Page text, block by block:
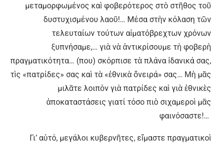
μεταμορφωμένος καὶ φοβερότερος στὸ στῆθος τοῦ
δυστυχισμένου λαοῦ!… Μέσα στὴν κόλαση τῶν
τελευταίων τούτων αἰματόβρεχτων χρόνων
ξυπνήσαμε,… γιὰ νὰ ἀντικρίσουμε τὴ φοβερὴ
πραγματικότητα… (που) σκόρπισε τὰ πλάνα ἰδανικά σας,
τὶς «πατρίδες» σας καὶ τὰ «ἐθνικὰ ὄνειρά» σας… Μὴ μᾶς
μιλᾶτε λοιπὸν γιὰ πατρίδες καὶ γιὰ ἐθνικὲς
ἀποκαταστάσεις γιατί τόσο πιὸ σιχαμεροὶ μᾶς
φαινόσαστε!…
Γι’ αὐτό, μεγάλοι κυβερνῆτες, εἴμαστε πραγματικοὶ